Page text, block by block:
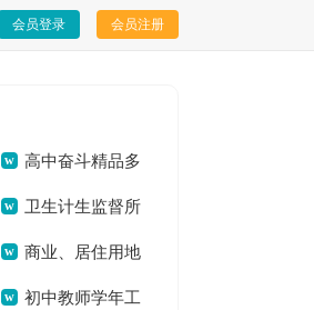
会员登录 会员注册
高中奋斗精品多
篇[本文共3741字]
卫生计生监督所
2020年国家“双随
机”半年工作总结[本
商业、居住用地
规划设计说明[本文
初中教师学年工